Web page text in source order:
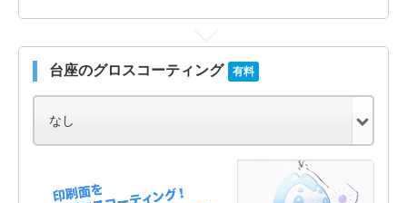
台座のグロスコーティング 有料